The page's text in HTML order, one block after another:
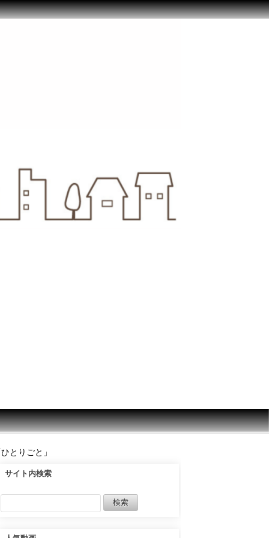
とりごと」
サイト内検索